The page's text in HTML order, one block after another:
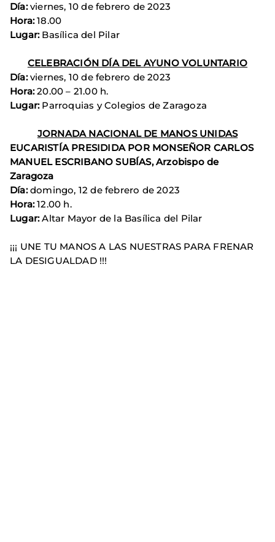
Día:viernes, 10 de febrero de 2023
Hora:18.00
Lugar:Basílica del Pilar
CELEBRACIÓN DÍA DEL AYUNO VOLUNTARIO
Día:viernes, 10 de febrero de 2023
Hora:20.00 – 21.00 h.
Lugar:Parroquias y Colegios de Zaragoza
JORNADA NACIONAL DE MANOS UNIDAS
EUCARISTÍA PRESIDIDA POR MONSEÑOR CARLOS
MANUEL ESCRIBANO SUBÍAS, Arzobispo de
Zaragoza
Día:domingo, 12 de febrero de 2023
Hora:12.00 h.
Lugar:Altar Mayor de la Basílica del Pilar
¡¡¡ UNE TU MANOS A LAS NUESTRAS PARA FRENAR
LA DESIGUALDAD !!!